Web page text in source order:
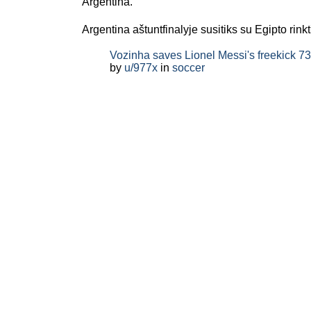
Argentina aštuntfinalyje susitiks su Egipto
Vozinha saves Lionel Messi's freekick
by u/977x in soccer